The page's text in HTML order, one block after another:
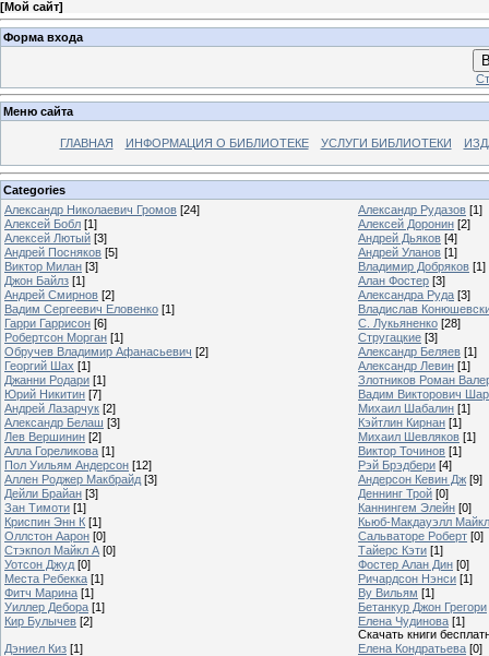
[Мой сайт]
Форма входа
Меню сайта
ГЛАВНАЯ ИНФОРМАЦИЯ О БИБЛИОТЕКЕ УСЛУГИ БИБЛИОТЕКИ
Categories
Александр Николаевич Громов [24] Александр Рудазов [1]
Алексей Бобл [1] Алексей Доронин [2]
Алексей Лютый [3] Андрей Дьяков [4]
Андрей Посняков [5] Андрей Уланов [1]
Виктор Милан [3] Владимир Добряков [1]
Джон Байлз [1] Алан Фостер [3]
Андрей Смирнов [2] Александра Руда [3]
Вадим Сергеевич Еловенко [1]
Владислав
Гарри Гаррисон [6] С. Лукьяненко [28]
Робертсон Морган [1] Стругацкие [3]
Обручев Владимир Афанасьевич [2] Александр Беляев [1]
Георгий Шах [1] Александр Левин [1]
Джанни Родари [1]
Злотников Роман
Юрий Никитин [7]
Вадим Викторович
Андрей Лазарчук [2] Михаил Шабалин [1]
Александр Белаш [3] Кэйтлин Кирнан [1]
Лев Вершинин [2] Михаил Шевляков [1]
Алла Гореликова [1] Виктор Точинов [1]
Пол Уильям Андерсон [12] Рэй Брэдбери [4]
Аллен Роджер Макбрайд [3] Андерсон Кевин Дж [9]
Дейли Брайан [3] Деннинг Трой [0]
Зан Тимоти [1] Каннингем Элейн [0]
Криспин Энн К [1]
Кьюб-Макдауэлл Майкл
Оллстон Аарон [0] Сальваторе Роберт [0]
Стэкпол Майкл А [0] Тайерс Кэти [1]
Уотсон Джуд [0] Фостер Алан Дин [0]
Места Ребекка [1] Ричардсон Нэнси [1]
Фитч Марина [1] Ву Вильям [1]
Уиллер Дебора [1]
Бетанкур Джон Грегори
Кир Булычев [2] Елена Чудинова [1]
Скачать книги
Дэниел Киз [1] Елена Кондратьева [0]